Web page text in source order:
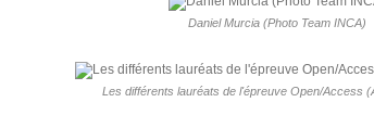
Daniel Murcia (Photo Team INCA)
Les différents lauréats de l'épreuve Open/Access